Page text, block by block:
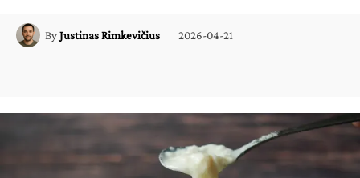
ByJustinas Rimkevičius 2026-04-21